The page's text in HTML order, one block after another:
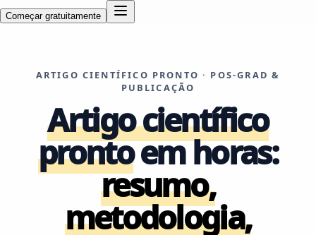
Começar gratuitamente
ARTIGO CIENTÍFICO PRONTO · POS-GRAD &
PUBLICAÇÃO
Artigo científico
prontoem horas:
resumo,
metodologia,